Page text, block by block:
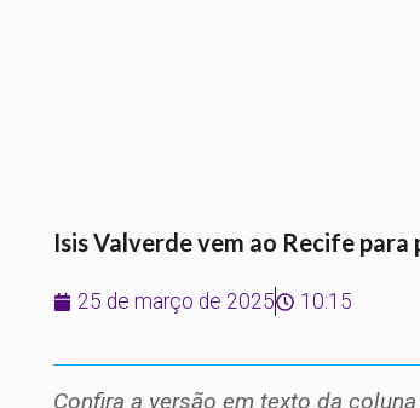
Isis Valverde vem ao Recife
25 de março de 2025 10:15
Confira a versão em texto da